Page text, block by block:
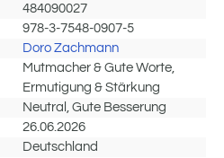
484090027
978-3-7548-0907-5
Doro Zachmann
Mutmacher & Gute Worte,
Ermutigung & Stärkung
Neutral, Gute Besserung
26.06.2026
Deutschland